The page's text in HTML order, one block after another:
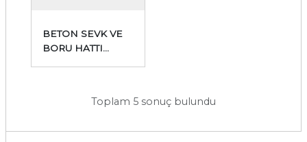
BETON SEVK VE
BORU HATTI
Toplam 5 sonuç bulundu